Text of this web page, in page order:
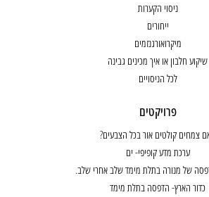
ניסוי הקערות
ייחורים
מיקרואורגנזמים
שיקוע חלבון או איך מכינים גבינה
לכל הניסויים
פרויקטים
צמחים קולטים אור בכל הצבעים?
ערכת מדע קופיפי- ים
של מנורה בתלת מימד שלב אחרי שלב.
כדור הארץ- הדפסה בתלת מימד